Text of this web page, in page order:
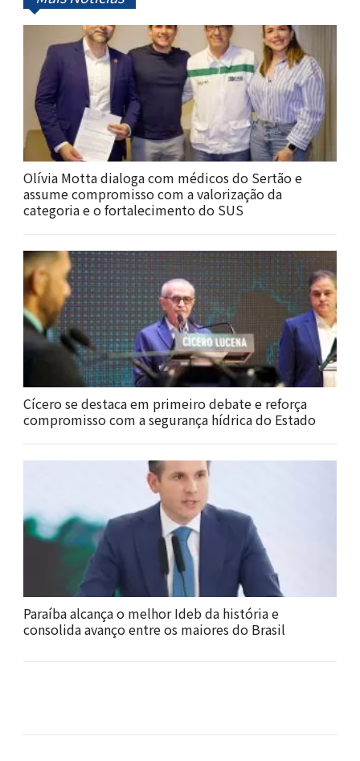
Olívia Motta dialoga com médicos do Sertão e
assume compromisso com a valorização da
categoria e o fortalecimento do SUS
Cícero se destaca em primeiro debate e reforça
compromisso com a segurança hídrica do Estado
Paraíba alcança o melhor Ideb da história e
consolida avanço entre os maiores do Brasil